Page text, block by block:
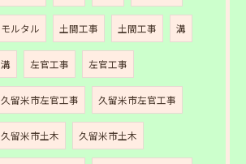
モルタル 土間工事 土間工事 溝
溝 左官工事 左官工事
久留米市左官工事 久留米市左官工事
久留米市土木 久留米市土木